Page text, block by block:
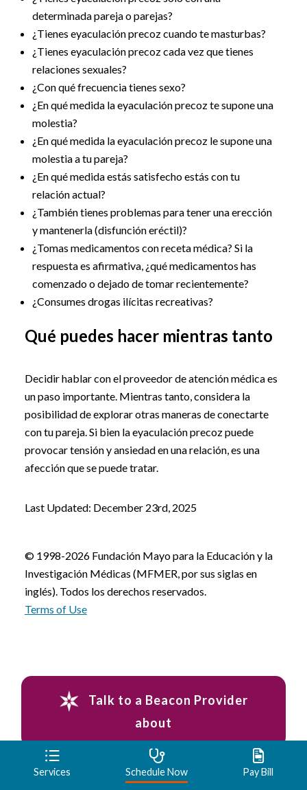
determinada pareja o parejas?
¿Tienes eyaculación precoz cuando te masturbas?
¿Tienes eyaculación precoz cada vez que tienes
relaciones sexuales?
¿Con qué frecuencia tienes sexo?
¿En qué medida la eyaculación precoz te supone una
molestia?
¿En qué medida la eyaculación precoz le supone una
molestia a tu pareja?
¿En qué medida estás satisfecho estás con tu
relación actual?
¿También tienes problemas para tener una erección
y mantenerla (disfunción eréctil)?
¿Tomas medicamentos con receta médica? Si la
respuesta es afirmativa, ¿qué medicamentos has
comenzado o dejado de tomar recientemente?
¿Consumes drogas ilícitas recreativas?
Qué puedes hacer mientras tanto
Decidir hablar con el proveedor de atención médica es
un paso importante. Mientras tanto, considera la
posibilidad de explorar otras maneras de conectarte
con tu pareja. Si bien la eyaculación precoz puede
provocar tensión y ansiedad en una relación, es una
afección que se puede tratar.
Last Updated: December 23rd, 2025
© 1998-2026 Fundación Mayo para la Educación y la
Investigación Médicas (MFMER, por sus siglas en
inglés). Todos los derechos reservados.
Terms of Use
Talk to a Beacon Provider
about
You might also be interested in:
Services Schedule Now Pay Bill